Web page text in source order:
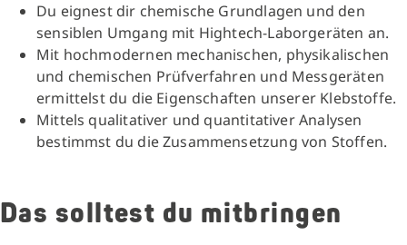
Du eignest dir chemische Grundlagen und den
sensiblen Umgang mit Hightech-Laborgeräten an.
Mit hochmodernen mechanischen, physikalischen
und chemischen Prüfverfahren und Messgeräten
ermittelst du die Eigenschaften unserer Klebstoffe.
Mittels qualitativer und quantitativer Analysen
bestimmst du die Zusammensetzung von Stoffen.
Das solltest du mitbringen